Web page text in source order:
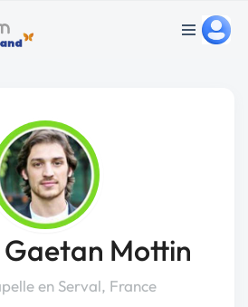
Mottin
en Serval, France